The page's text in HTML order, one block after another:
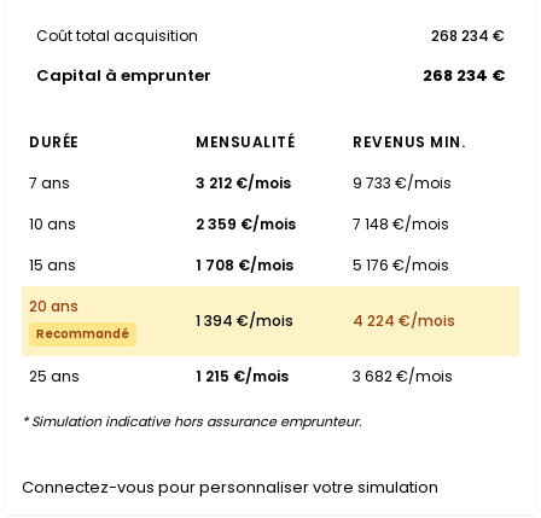
Coût total acquisition 268 234 €
Capital à emprunter 268 234 €
DURÉE MENSUALITÉ
REVENUS MIN.
7 ans
3 212 €/mois
9 733 €/mois
10 ans
2 359 €/mois
7 148 €/mois
15 ans
1 708 €/mois
5 176 €/mois
20 ans
Recommandé
1 394 €/mois 4 224 €/mois
25 ans 1 215 €/mois 3 682 €/mois
* Simulation indicative hors assurance emprunteur.
Connectez-vous pour personnaliser votre simulation